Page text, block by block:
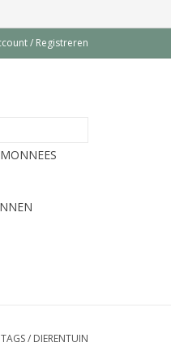
/ Registreren
TAGS/ DIERENTUIN